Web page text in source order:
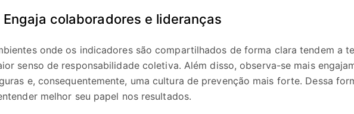
Engaja colaboradores e lideranças
onde os indicadores são compartilhados de forma clara tendem a
senso de responsabilidade coletiva. Além disso, observa-se mais
e, consequentemente, uma cultura de prevenção mais forte. Dessa
melhor seu papel nos resultados.